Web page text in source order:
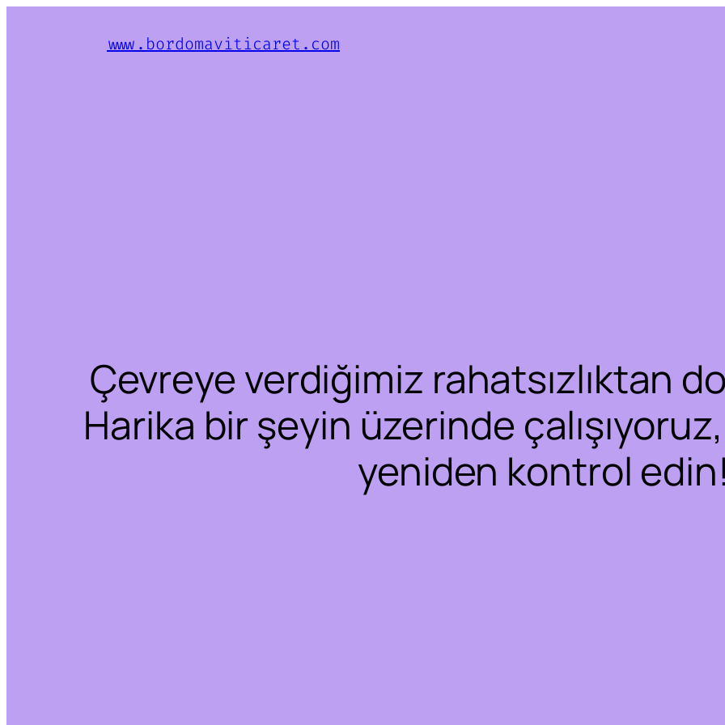
www.bordomaviticaret.com
Çevreye verdiğimiz rahatsızlıktan
Harika bir şeyin üzerinde
yeniden kontrol edin!